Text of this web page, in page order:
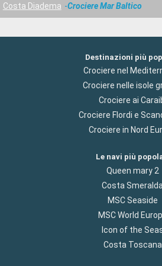
Costa Diadema
Crociere Mar Baltico
Destinazioni più
Crociere nel
Crociere nelle isole
Crociere ai
Crociere Flordi e
Crociere in Nord
Le navi più
Queen mary 2
Costa Smeralda
MSC Seaside
MSC World
Icon of the
Costa Toscana